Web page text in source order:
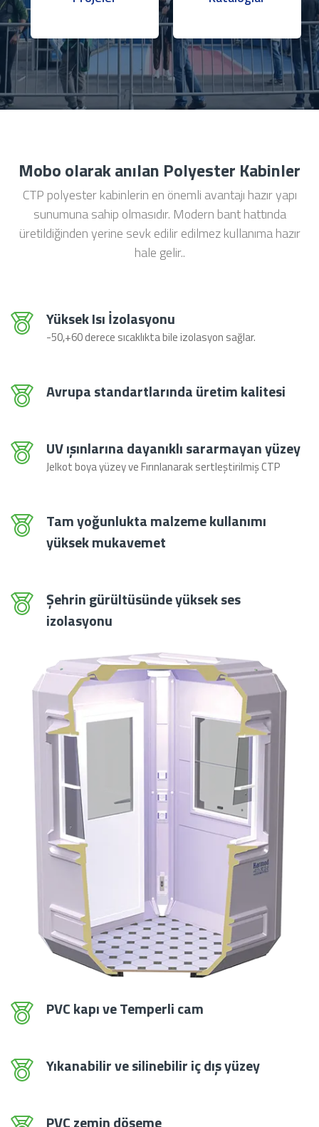
Mobo olarak anılan Polyester Kabinler
CTP polyester kabinlerin en önemli avantajı hazır yapı
sunumuna sahip olmasıdır. Modern bant hattında
üretildiğinden yerine sevk edilir edilmez kullanıma hazır
hale gelir..
Yüksek Isı İzolasyonu
-50,+60 derece sıcaklıkta bile izolasyon sağlar.
Avrupa standartlarında üretim kalitesi
UV ışınlarına dayanıklı sararmayan yüzey
Jelkot boya yüzey ve Fırınlanarak sertleştirilmiş CTP
Tam yoğunlukta malzeme kullanımı
yüksek mukavemet
Şehrin gürültüsünde yüksek ses
izolasyonu
PVC kapı ve Temperli cam
Yıkanabilir ve silinebilir iç dış yüzey